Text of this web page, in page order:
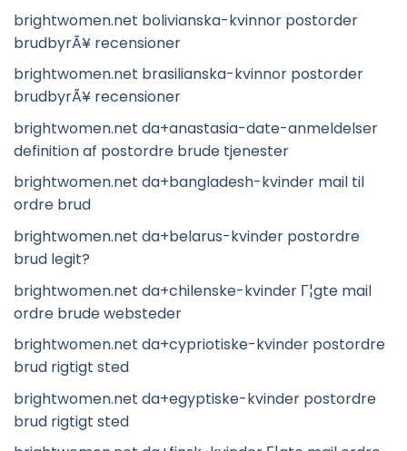
brightwomen.net bolivianska-kvinnor postorder
brudbyrÃ¥ recensioner
brightwomen.net brasilianska-kvinnor postorder
brudbyrÃ¥ recensioner
brightwomen.net da+anastasia-date-anmeldelser
definition af postordre brude tjenester
brightwomen.net da+bangladesh-kvinder mail til
ordre brud
brightwomen.net da+belarus-kvinder postordre
brud legit?
brightwomen.net da+chilenske-kvinder Г¦gte mail
ordre brude websteder
brightwomen.net da+cypriotiske-kvinder postordre
brud rigtigt sted
brightwomen.net da+egyptiske-kvinder postordre
brud rigtigt sted